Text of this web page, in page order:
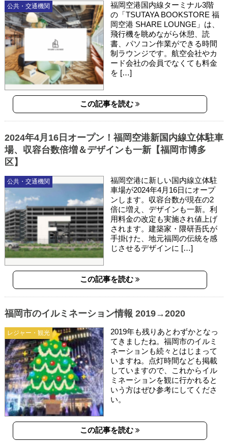
公共・交通機関
福岡空港国内線ターミナル3階
の「TSUTAYA BOOKSTORE 福
岡空港 SHARE LOUNGE」は、
飛行機を眺めながら休憩、読
書、パソコン作業ができる時間
制ラウンジです。航空会社やカ
ード会社の会員でなくても料金
を […]
この記事を読む
公共・交通機関
2024年4月16日オープン！福岡空港新国内線立体駐車
場、収容台数倍増＆デザインも一新【福岡市博多
区】
福岡空港に新しい国内線立体駐
車場が2024年4月16日にオープ
ンします。収容台数が現在の2
倍に増え、デザインも一新。利
用料金の改定も実施され値上げ
されます。建築家・隈研吾氏が
手掛けた、地元福岡の伝統を感
じさせるデザインに […]
この記事を読む
レジャー・観光
福岡市のイルミネーション情報 2019→2020
2019年も残りあとわずかとなっ
てきましたね。福岡市のイルミ
ネーションも続々とはじまって
いますね。点灯時間なども掲載
していますので、これからイル
ミネーションを観に行かれると
いう方はぜひ参考にしてくださ
い。
この記事を読む